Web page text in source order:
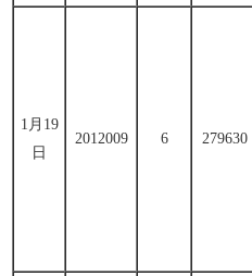
1月19
日
2012009 6 279630